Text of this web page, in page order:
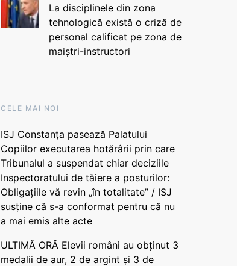
La disciplinele din zona
tehnologică există o criză de
personal calificat pe zona de
maiștri-instructori
CELE MAI NOI
ISJ Constanța pasează Palatului
Copiilor executarea hotărârii prin care
Tribunalul a suspendat chiar deciziile
Inspectoratului de tăiere a posturilor:
Obligațiile vă revin „în totalitate” / ISJ
susține că s-a conformat pentru că nu
a mai emis alte acte
ULTIMĂ ORĂ Elevii români au obținut 3
medalii de aur, 2 de argint și 3 de